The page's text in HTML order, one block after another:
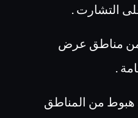
التشارت .
من مناطق عرض
هبوط من المناطق